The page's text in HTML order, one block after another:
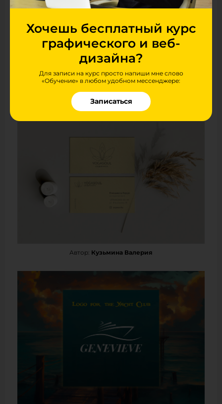
Хочешь бесплатный курс
графического и веб-
дизайна?
Для записи на курс просто напиши мне слово
«Обучение» в любом удобном мессенджере:
Записаться
Автор:Габрукович Татьяна
Автор: Кузьмина Валерия